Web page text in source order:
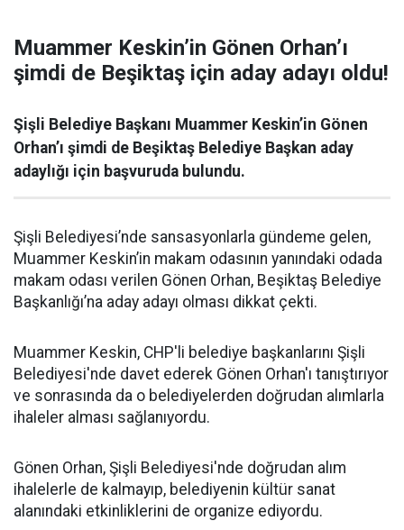
Muammer Keskin’in Gönen Orhan’ı
şimdi de Beşiktaş için aday adayı oldu!
Şişli Belediye Başkanı Muammer Keskin’in Gönen
Orhan’ı şimdi de Beşiktaş Belediye Başkan aday
adaylığı için başvuruda bulundu.
Şişli Belediyesi’nde sansasyonlarla gündeme gelen,
Muammer Keskin’in makam odasının yanındaki odada
makam odası verilen Gönen Orhan, Beşiktaş Belediye
Başkanlığı’na aday adayı olması dikkat çekti.
Muammer Keskin, CHP'li belediye başkanlarını Şişli
Belediyesi'nde davet ederek Gönen Orhan'ı tanıştırıyor
ve sonrasında da o belediyelerden doğrudan alımlarla
ihaleler alması sağlanıyordu.
Gönen Orhan, Şişli Belediyesi'nde doğrudan alım
ihalelerle de kalmayıp, belediyenin kültür sanat
alanındaki etkinliklerini de organize ediyordu.